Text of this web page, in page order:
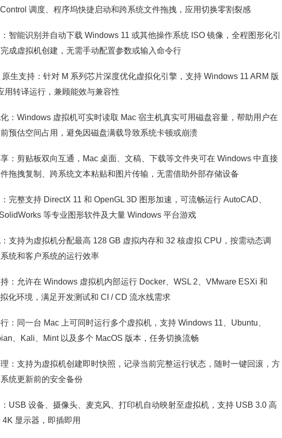
调度、程序坞快捷启动和跨系统文件拖拽，应用切换零割裂感
智能识别并自动下载 Windows 11 或其他操作系统 ISO 镜像，全程图形化引
成虚拟机创建，无需手动配置参数或输入命令行
生支持：针对 M 系列芯片深度优化虚拟化引擎，支持 Windows 11 ARM 版
用转译运行，兼顾能效与兼容性
：Windows 虚拟机可实时读取 Mac 宿主机真实可用磁盘容量，帮助用户在
预估空间占用，避免因磁盘满载导致系统卡顿或崩溃
：剪贴板双向互通，Mac 桌面、文稿、下载等文件夹可在 Windows 中直接
拖拽复制、跨系统文本粘贴和图片传输，无需借助外部存储设备
完整支持 DirectX 11 和 OpenGL 3D 图形加速，可流畅运行 AutoCAD、
等专业图形软件及大量 Windows 平台游戏
支持为虚拟机分配最高 128 GB 虚拟内存和 32 核虚拟 CPU，按需动态调
统和客户系统的运行效率
：允许在 Windows 虚拟机内部运行 Docker、WSL 2、VMware ESXi 和
化环境，满足开发测试和 CI / CD 流水线需求
：同一台 Mac 上可同时运行多个虚拟机，支持 Windows 11、Ubuntu、
、Kali、Mint 以及多个 MacOS 版本，任务切换流畅
：支持为虚拟机创建即时快照，记录当前完整运行状态，随时一键回滚，方
统更新前的安全备份
USB 设备、摄像头、麦克风、打印机自动映射至虚拟机，支持 USB 3.0 高
显示器，即插即用